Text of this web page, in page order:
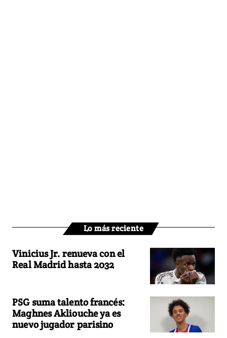
Lo más reciente
Vinicius Jr. renueva con el
Real Madrid hasta 2032
PSG suma talento francés:
Maghnes Akliouche ya es
nuevo jugador parisino